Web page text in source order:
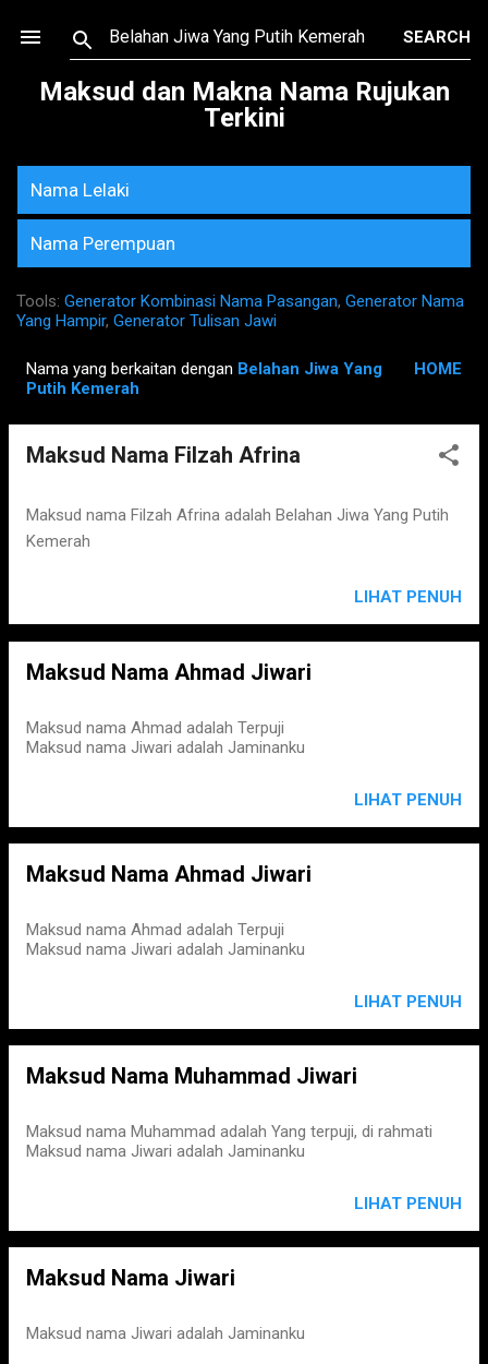
Skip to main content
Maksud dan Makna Nama Rujukan
Terkini
Nama Lelaki
Nama Perempuan
Tools: Generator Kombinasi Nama Pasangan, Generator Nama
Yang Hampir, Generator Tulisan Jawi
Nama yang berkaitan dengan Belahan Jiwa Yang
Putih Kemerah
HOME
Maksud Nama Filzah Afrina
Maksud nama Filzah Afrina adalah Belahan Jiwa Yang Putih
Kemerah
LIHAT PENUH
Maksud Nama Ahmad Jiwari
Maksud nama Ahmad adalah Terpuji
Maksud nama Jiwari adalah Jaminanku
LIHAT PENUH
Maksud Nama Ahmad Jiwari
Maksud nama Ahmad adalah Terpuji
Maksud nama Jiwari adalah Jaminanku
LIHAT PENUH
Maksud Nama Muhammad Jiwari
Maksud nama Muhammad adalah Yang terpuji, di rahmati
Maksud nama Jiwari adalah Jaminanku
LIHAT PENUH
Maksud Nama Jiwari
Maksud nama Jiwari adalah Jaminanku